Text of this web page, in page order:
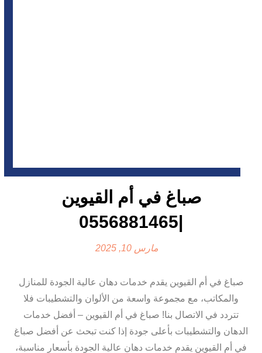
صباغ في أم القيوين
|0556881465
مارس 10, 2025
صباغ في أم القيوين يقدم خدمات دهان عالية الجودة للمنازل
والمكاتب، مع مجموعة واسعة من الألوان والتشطيبات فلا
تتردد في الاتصال بنا! صباغ في أم القيوين – أفضل خدمات
الدهان والتشطيبات بأعلى جودة إذا كنت تبحث عن أفضل صباغ
في أم القيوين يقدم خدمات دهان عالية الجودة بأسعار مناسبة،